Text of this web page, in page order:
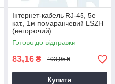
Інтернет-кабель RJ-45, 5е
кат., 1м помаранчевий LSZH
(негорючий)
Готово до відправки
83,16 ₴ 103,95 ₴
Купити